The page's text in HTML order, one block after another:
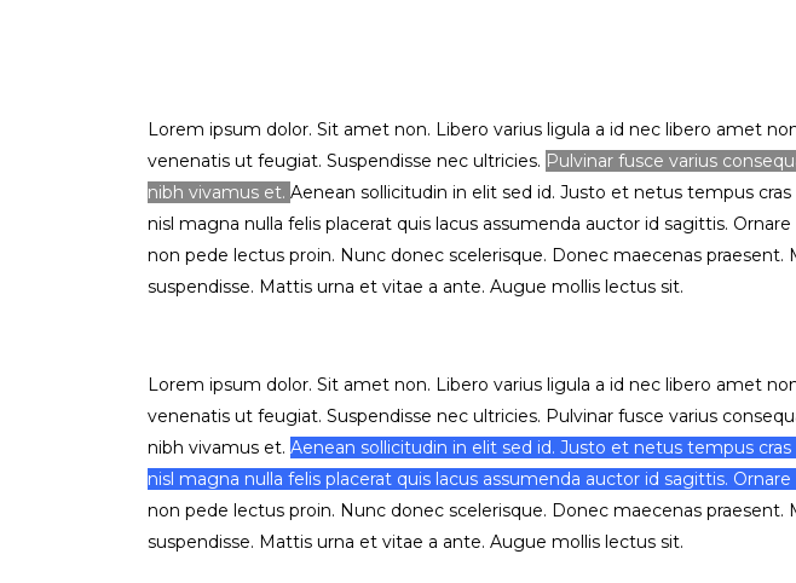
Lorem ipsum dolor. Sit amet non. Libero varius ligula a id nec libero amet
venenatis ut feugiat. Suspendisse nec ultricies. Pulvinar fusce varius
nibh vivamus et. Aenean sollicitudin in elit sed id. Justo et netus tempus
nisl magna nulla felis placerat quis lacus assumenda auctor id sagittis.
non pede lectus proin. Nunc donec scelerisque. Donec maecenas
suspendisse. Mattis urna et vitae a ante. Augue mollis lectus sit.
Lorem ipsum dolor. Sit amet non. Libero varius ligula a id nec libero amet
venenatis ut feugiat. Suspendisse nec ultricies. Pulvinar fusce varius
nibh vivamus et. Aenean sollicitudin in elit sed id. Justo et netus tempus
nisl magna nulla felis placerat quis lacus assumenda auctor id sagittis.
non pede lectus proin. Nunc donec scelerisque. Donec maecenas
suspendisse. Mattis urna et vitae a ante. Augue mollis lectus sit.